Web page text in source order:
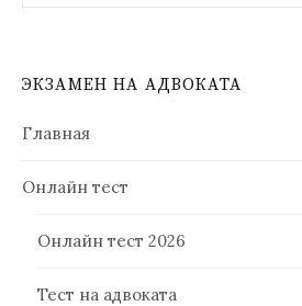
ЭКЗАМЕН НА АДВОКАТА
Главная
Онлайн тест
Онлайн тест 2026
Тест на адвоката